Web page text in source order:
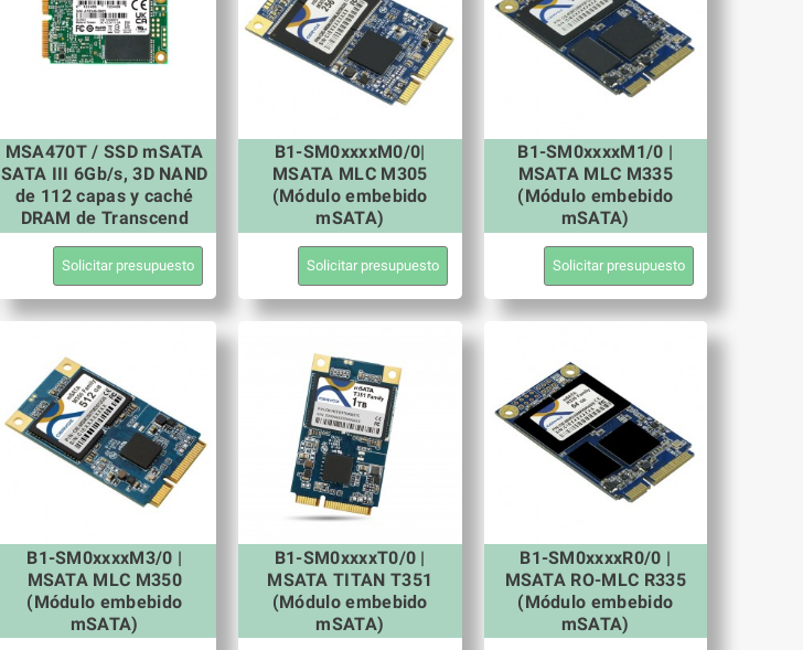
MSA470T / SSD mSATA
SATA III 6Gb/s, 3D NAND
de 112 capas y caché
DRAM de Transcend
Solicitar presupuesto
B1-SM0xxxxM0/0|
MSATA MLC M305
(Módulo embebido
mSATA)
Solicitar presupuesto
B1-SM0xxxxM1/0 |
MSATA MLC M335
(Módulo embebido
mSATA)
Solicitar presupuesto
B1-SM0xxxxM3/0 |
MSATA MLC M350
(Módulo embebido
mSATA)
B1-SM0xxxxT0/0 |
MSATA TITAN T351
(Módulo embebido
mSATA)
B1-SM0xxxxR0/0 |
MSATA RO-MLC R335
(Módulo embebido
mSATA)